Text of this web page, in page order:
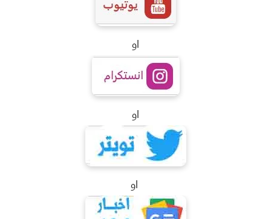
او
او
او